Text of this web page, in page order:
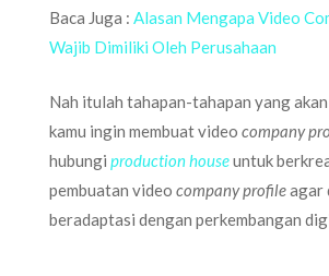
Baca Juga : Alasan Mengapa Video
Wajib Dimiliki Oleh Perusahaan
Nah itulah tahapan-tahapan yang
kamu ingin membuat video company
hubungi production houseuntuk
pembuatan video company profileagar
beradaptasi dengan perkembangan